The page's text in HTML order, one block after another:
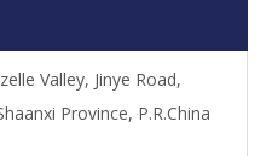
Valley, Jinye Road,
Province, P.R.China